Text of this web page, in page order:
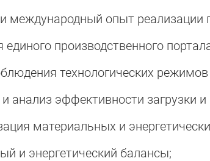
международный опыт реализации
единого производственного
технологических
анализ эффективности загрузки
материальных и
и энергетический балансы;